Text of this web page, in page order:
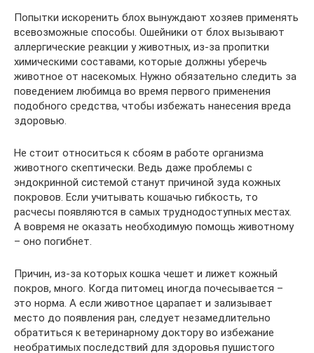
Попытки искоренить блох вынуждают хозяев применять
всевозможные способы. Ошейники от блох вызывают
аллергические реакции у животных, из-за пропитки
химическими составами, которые должны уберечь
животное от насекомых. Нужно обязательно следить за
поведением любимца во время первого применения
подобного средства, чтобы избежать нанесения вреда
здоровью.
Не стоит относиться к сбоям в работе организма
животного скептически. Ведь даже проблемы с
эндокринной системой станут причиной зуда кожных
покровов. Если учитывать кошачью гибкость, то
расчесы появляются в самых труднодоступных местах.
А вовремя не оказать необходимую помощь животному
– оно погибнет.
Причин, из-за которых кошка чешет и лижет кожный
покров, много. Когда питомец иногда почесывается –
это норма. А если животное царапает и зализывает
место до появления ран, следует незамедлительно
обратиться к ветеринарному доктору во избежание
необратимых последствий для здоровья пушистого